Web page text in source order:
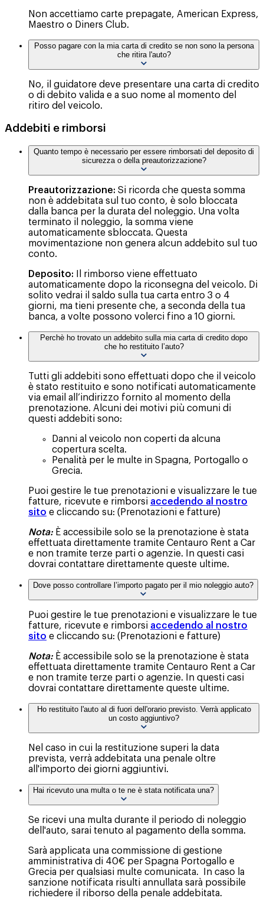
Non accettiamo carte prepagate, American Express,
Maestro o Diners Club.
Posso pagare con la mia carta di credito se non sono la persona
che ritira l'auto?
No, il guidatore deve presentare una carta di credito
o di debito valida e a suo nome al momento del
ritiro del veicolo.
Addebiti e rimborsi
Quanto tempo è necessario per essere rimborsati del deposito di
sicurezza o della preautorizzazione?
Preautorizzazione: Si ricorda che questa somma
non è addebitata sul tuo conto, è solo bloccata
dalla banca per la durata del noleggio. Una volta
terminato il noleggio, la somma viene
automaticamente sbloccata. Questa
movimentazione non genera alcun addebito sul tuo
conto.
Deposito: Il rimborso viene effettuato
automaticamente dopo la riconsegna del veicolo. Di
solito vedrai il saldo sulla tua carta entro 3 o 4
giorni, ma tieni presente che, a seconda della tua
banca, a volte possono volerci fino a 10 giorni.
Perchè ho trovato un addebito sulla mia carta di credito dopo
che ho restituito l’auto?
Tutti gli addebiti sono effettuati dopo che il veicolo
è stato restituito e sono notificati automaticamente
via email all’indirizzo fornito al momento della
prenotazione. Alcuni dei motivi più comuni di
questi addebiti sono:
Danni al veicolo non coperti da alcuna
copertura scelta.
Penalità per le multe in Spagna, Portogallo o
Grecia.
Puoi gestire le tue prenotazioni e visualizzare le tue
fatture, ricevute e rimborsi accedendo al nostro
sito e cliccando su: (Prenotazioni e fatture)
Nota: È accessibile solo se la prenotazione è stata
effettuata direttamente tramite Centauro Rent a Car
e non tramite terze parti o agenzie. In questi casi
dovrai contattare direttamente queste ultime.
Dove posso controllare l’importo pagato per il mio noleggio auto?
Puoi gestire le tue prenotazioni e visualizzare le tue
fatture, ricevute e rimborsi accedendo al nostro
sito e cliccando su: (Prenotazioni e fatture)
Nota: È accessibile solo se la prenotazione è stata
effettuata direttamente tramite Centauro Rent a Car
e non tramite terze parti o agenzie. In questi casi
dovrai contattare direttamente queste ultime.
Ho restituito l'auto al di fuori dell'orario previsto. Verrà applicato
un costo aggiuntivo?
Nel caso in cui la restituzione superi la data
prevista, verrà addebitata una penale oltre
all'importo dei giorni aggiuntivi.
Hai ricevuto una multa o te ne è stata notificata una?
Se ricevi una multa durante il periodo di noleggio
dell'auto, sarai tenuto al pagamento della somma.
Sarà applicata una commissione di gestione
amministrativa di 40€ per Spagna Portogallo e
Grecia per qualsiasi multe comunicata. In caso la
sanzione notificata risulti annullata sarà possibile
richiedere il riborso della penale addebitata.